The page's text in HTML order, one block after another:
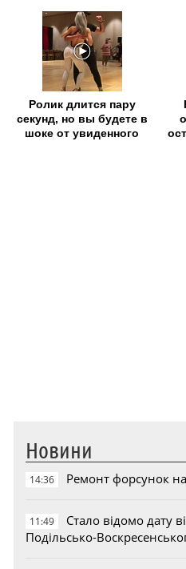
Ролик длится пару
секунд, но вы будете в
шоке от увиденного
Новини
14:36 Ремонт форсунок
11:49
Стало відомо дату
Подільсько-